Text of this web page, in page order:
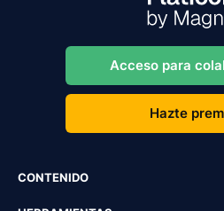
Acceso para
Hazte
CONTENIDO